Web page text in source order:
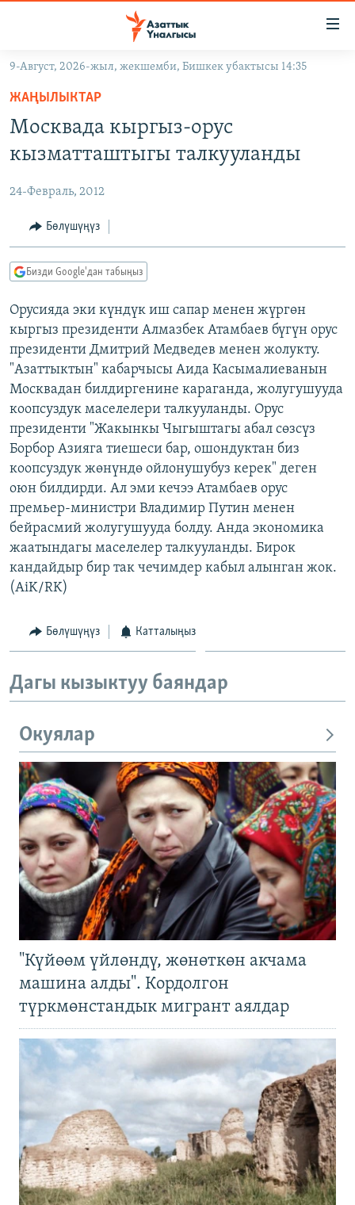
Навигацияга
өтүңүз
Издөөгө
салыңыз
ЭКОНОМИКА
МАДАНИЯТ
БОРБОР АЗИЯ
АТАЙЫН ИЛИКТӨӨ
ТВ ПРОГРАММАЛАР
ЭКСПЕРТТЕР ТАЛДАЙТ
БИЗ ЖАНА ДҮЙНӨ
ДАНИСТЕ
ЭЖЕ-СИҢДИЛЕР
АЗАТТЫК+
ЫҢГАЙСЫЗ СУРООЛОР
ӨЗГӨЧӨ ПИКИР
Русский
ОНЛАЙН ШЕРИНЕ
ЭЕ/АРнун бардык сайттары
9-Август, 2026-жыл, жекшемби, Бишкек убактысы 14:35
ЖАҢЫЛЫКТАР
Москвада кыргыз-орус
кызматташтыгы талкууланды
24-Февраль, 2012
Бөлүшүңүз
Бизди Google'дан табыңыз
Орусияда эки күндүк иш сапар менен жүргөн
кыргыз президенти Алмазбек Атамбаев бүгүн орус
президенти Дмитрий Медведев менен жолукту.
"Азаттыктын" кабарчысы Аида Касымалиеванын
Москвадан билдиргенине караганда, жолугушууда
коопсуздук маселелери талкууланды. Орус
президенти "Жакынкы Чыгыштагы абал сөзсүз
Борбор Азияга тиешеси бар, ошондуктан биз
коопсуздук жөнүндө ойлонушубуз керек" деген
оюн билдирди. Ал эми кечээ Атамбаев орус
премьер-министри Владимир Путин менен
бейрасмий жолугушууда болду. Анда экономика
жаатындагы маселелер талкууланды. Бирок
кандайдыр бир так чечимдер кабыл алынган жок.
(AiK/RK)
Бөлүшүңүз Катталыңыз
Дагы кызыктуу баяндар
Окуялар
"Күйөөм үйлөндү, жөнөткөн акчама
машина алды". Кордолгон
түркмөнстандык мигрант аялдар